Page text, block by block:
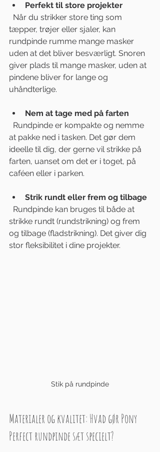
Perfekt til store projekter
tæpper, trøjer eller sjaler, kan
rundpinde rumme mange masker
uden at det bliver besværligt. Snoren
giver plads til mange masker, uden at
pindene bliver for lange og
uhåndterlige.
Nem at tage med på farten
at pakke ned i tasken. Det gør dem
ideelle til dig, der gerne vil strikke på
farten, uanset om det er i toget, på
caféen eller i parken.
Strik rundt eller frem og tilbage
strikke rundt (rundstrikning) og frem
og tilbage (fladstrikning). Det giver dig
stor fleksibilitet i dine projekter.
Stik på rundpinde
Materialer og kvalitet: Hvad gør Pony
Perfect rundpinde sæt specielt?